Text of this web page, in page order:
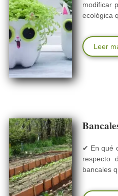
modificar
ecológica
Leer
✔ En qué
respecto
bancales